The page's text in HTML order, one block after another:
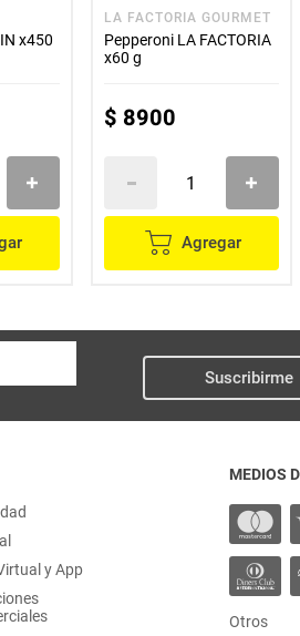
x450
LA FACTORIA GOURMET
Pepperoni LA FACTORIA
x60 g
$ 8900
Agregar
Suscribirme
y App
MEDIOS
Otros